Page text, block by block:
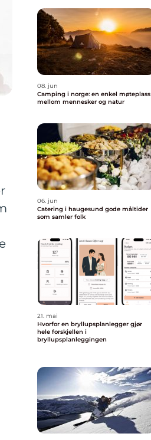
08. jun
Camping i norge: en enkel møteplass
mellom mennesker og natur
06. jun
Catering i haugesund gode måltider
som samler folk
21. mai
Hvorfor en bryllupsplanlegger gjør
hele forskjellen i
bryllupsplanleggingen